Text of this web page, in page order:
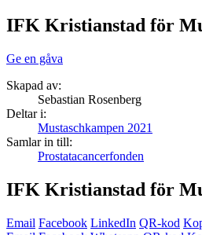
IFK Kristianstad för
Ge en gåva
Skapad av:
Sebastian Rosenberg
Deltar i:
Mustaschkampen 2021
Samlar in till:
Prostatacancerfonden
IFK Kristianstad för
Email Facebook LinkedIn QR-kod